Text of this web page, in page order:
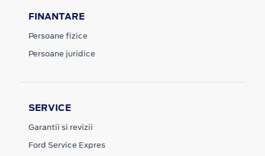
FINANTARE
Persoane fizice
Persoane juridice
SERVICE
Garantii si revizii
Ford Service Expres